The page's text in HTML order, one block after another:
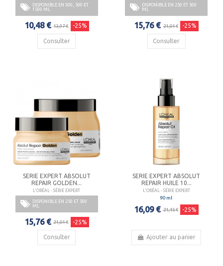
DISPONIBLE EN 300, 500 ET
1500 ML
10,48 € 13,97 € -25%
Consulter
DISPONIBLE EN 250 ET 500
ML
15,76 € 21,01 € -25%
Consulter
SERIE EXPERT ABSOLUT
REPAIR GOLDEN...
L'ORÉAL - SÉRIE EXPERT
DISPONIBLE EN 250 ET 500
ML
15,76 € 21,01 € -25%
Consulter
SERIE EXPERT ABSOLUT
REPAIR HUILE 10...
L'ORÉAL - SÉRIE EXPERT
90 ml
16,09 € 21,45 € -25%
Ajouter au panier